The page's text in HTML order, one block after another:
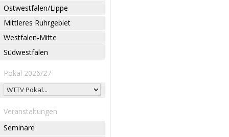
Ostwestfalen/Lippe
Mittleres Ruhrgebiet
Westfalen-Mitte
Südwestfalen
Pokal 2026/27
Veranstaltungen
Seminare